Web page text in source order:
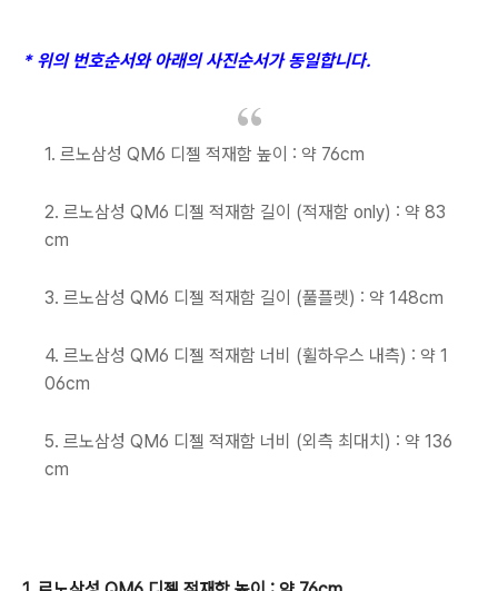
* 위의 번호순서와 아래의 사진순서가 동일합니다.
1. 르노삼성 QM6 디젤 적재함 높이 : 약 76cm
2. 르노삼성 QM6 디젤 적재함 길이 (적재함 only) : 약 83
cm
3. 르노삼성 QM6 디젤 적재함 길이 (풀플렛) : 약 148cm
4. 르노삼성 QM6 디젤 적재함 너비 (휠하우스 내측) : 약 1
06cm
5. 르노삼성 QM6 디젤 적재함 너비 (외측 최대치) : 약 136
cm